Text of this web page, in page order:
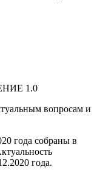
1.0
вопросам и
года собраны в
года.